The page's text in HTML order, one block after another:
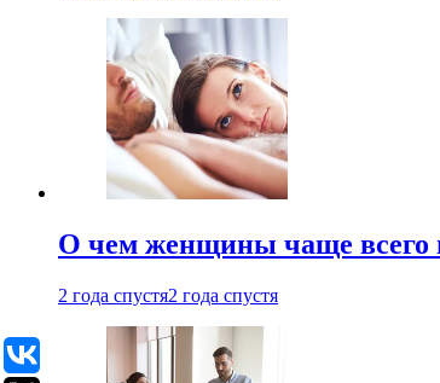
О чем женщины чаще всего
2 года спустя2 года спустя